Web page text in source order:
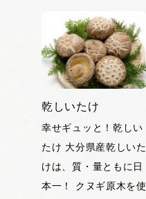
乾しいたけ
幸せギュッと！乾しい
たけ 大分県産乾しいた
けは、質・量ともに日
本一！ クヌギ原木を使